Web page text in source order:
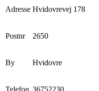
Adresse Hvidovrevej 178
Postnr 2650
By Hvidovre